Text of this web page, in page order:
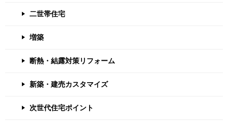
二世帯住宅
増築
断熱・結露対策リフォーム
新築・建売カスタマイズ
次世代住宅ポイント